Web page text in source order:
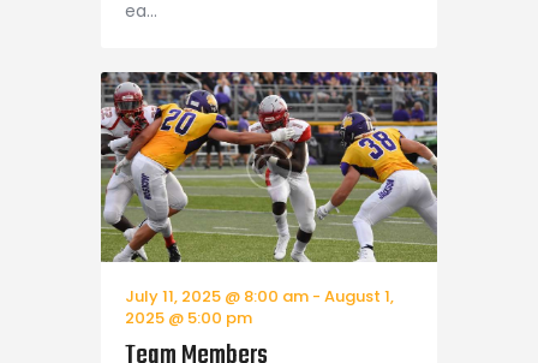
ea…
July 11, 2025 @ 8:00 am - August 1,
2025 @ 5:00 pm